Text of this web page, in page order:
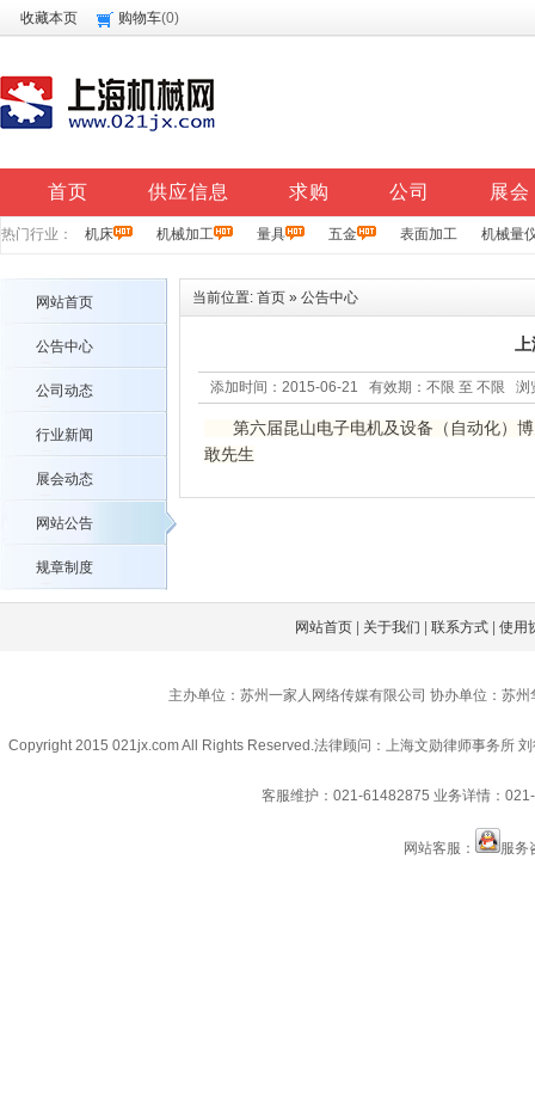
收藏本页 购物车(0)
首页 供应信息 求购 公司 展会
热门行业： 机床 机械加工 量具 五金 表面加工 机械量
网站首页
公告中心
公司动态
行业新闻
展会动态
网站公告
规章制度
当前位置: 首页 » 公告中心
添加时间：2015-06-21 有效期：不限 至 不限 浏
第六届昆山电子电机及设备（自动化）博
敢先生
网站首页 关于我们 |联系方式 |使用
主办单位：苏州一家人网络传媒有限公司 协办单位：苏
Copyright 2015 021jx.com All Rights Reserved.法律顾问：上海文勋律师事务所
客服维护：021-61482875 业务详情：
网站客服： 服务